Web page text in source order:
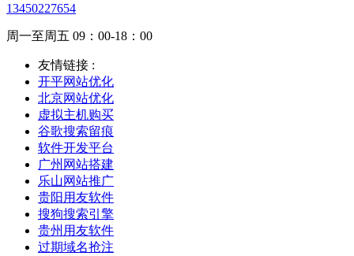
13450227654
周一至周五 09：00-18：00
友情链接 :
开平网站优化
北京网站优化
虚拟主机购买
谷歌搜索留痕
软件开发平台
广州网站搭建
乐山网站推广
贵阳用友软件
搜狗搜索引擎
贵州用友软件
过期域名抢注